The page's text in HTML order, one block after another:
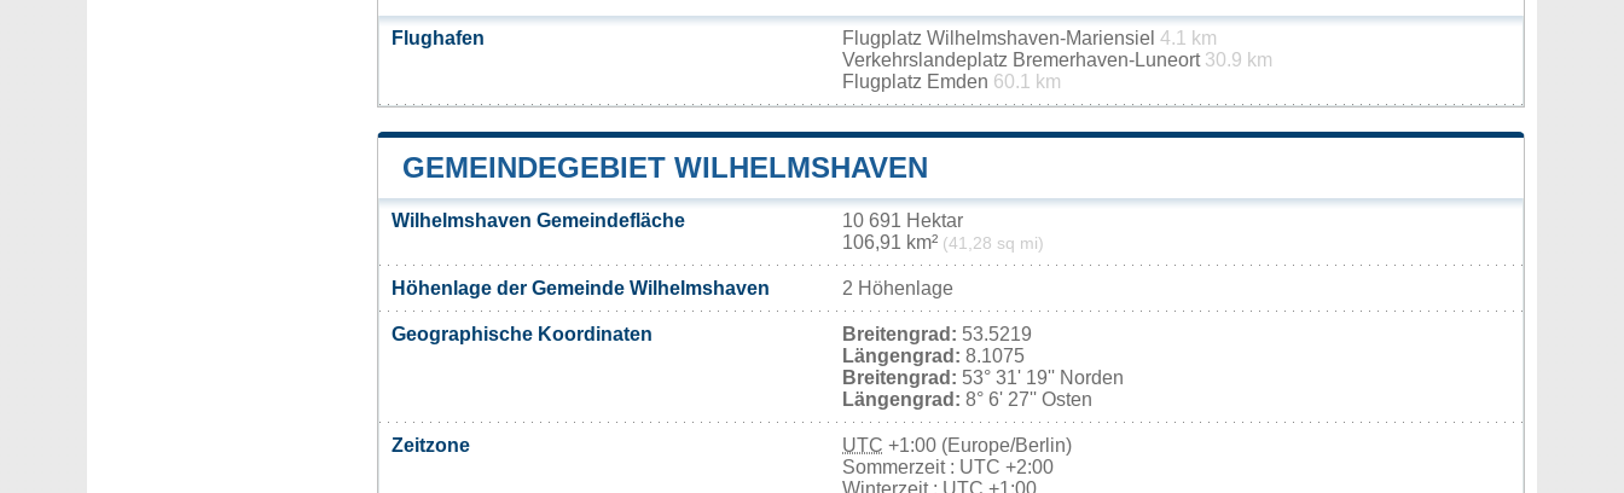
Flughafen Flugplatz Wilhelmshaven-Mariensiel 4.1 km
Verkehrslandeplatz Bremerhaven-Luneort 30.9 km
Flugplatz Emden 60.1 km
GEMEINDEGEBIET WILHELMSHAVEN
Wilhelmshaven Gemeindefläche
10 691 Hektar
106,91 km² (41,28 sq mi)
Höhenlage der Gemeinde Wilhelmshaven 2 Höhenlage
Geographische Koordinaten Breitengrad: 53.5219
Längengrad: 8.1075
Breitengrad: 53° 31' 19'' Norden
Längengrad: 8° 6' 27'' Osten
Zeitzone UTC +1:00 (Europe/Berlin)
Sommerzeit : UTC +2:00